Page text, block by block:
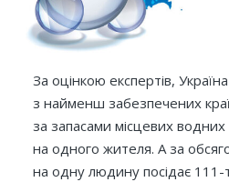
За оцінкою експертів,
з найменш забезпечених
за запасами місцевих
на одного жителя. А за
на одну людину посідає 111-